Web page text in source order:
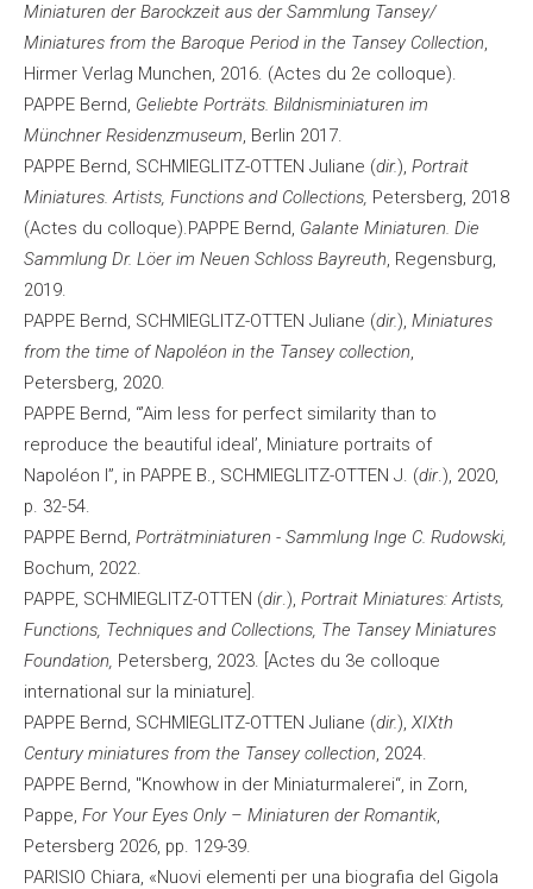
Miniaturen der Barockzeit aus der Sammlung Tansey/
Miniatures from the Baroque Period in the Tansey Collection,
Hirmer Verlag Munchen, 2016. (Actes du 2e colloque).
PAPPE Bernd, Geliebte Porträts. Bildnisminiaturen im
Münchner Residenzmuseum, Berlin 2017.
PAPPE Bernd, SCHMIEGLITZ-OTTEN Juliane (dir.), Portrait
Miniatures. Artists, Functions and Collections, Petersberg, 2018
(Actes du colloque).PAPPE Bernd, Galante Miniaturen. Die
Sammlung Dr. Löer im Neuen Schloss Bayreuth, Regensburg,
2019.
PAPPE Bernd, SCHMIEGLITZ-OTTEN Juliane (dir.), Miniatures
from the time of Napoléon in the Tansey collection,
Petersberg, 2020.
PAPPE Bernd, “’Aim less for perfect similarity than to
reproduce the beautiful ideal’, Miniature portraits of
Napoléon I”, in PAPPE B., SCHMIEGLITZ-OTTEN J. (dir.), 2020,
p. 32-54.
PAPPE Bernd, Porträtminiaturen - Sammlung Inge C. Rudowski,
Bochum, 2022.
PAPPE, SCHMIEGLITZ-OTTEN (dir.), Portrait Miniatures: Artists,
Functions, Techniques and Collections, The Tansey Miniatures
Foundation, Petersberg, 2023. [Actes du 3e colloque
international sur la miniature].
PAPPE Bernd, SCHMIEGLITZ-OTTEN Juliane (dir.), XIXth
Century miniatures from the Tansey collection, 2024.
PAPPE Bernd, "Knowhow in der Miniaturmalerei“, in Zorn,
Pappe, For Your Eyes Only – Miniaturen der Romantik,
Petersberg 2026, pp. 129-39.
PARISIO Chiara, «Nuovi elementi per una biografia del Gigola